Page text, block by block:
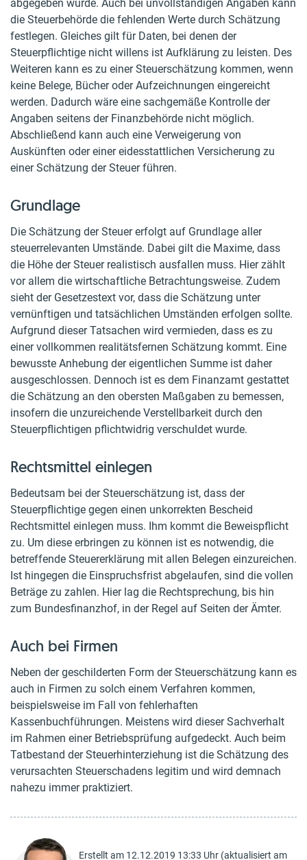
abgegeben wurde. Auch bei unvollständigen Angaben kann
die Steuerbehörde die fehlenden Werte durch Schätzung
festlegen. Gleiches gilt für Daten, bei denen der
Steuerpflichtige nicht willens ist Aufklärung zu leisten. Des
Weiteren kann es zu einer Steuerschätzung kommen, wenn
keine Belege, Bücher oder Aufzeichnungen eingereicht
werden. Dadurch wäre eine sachgemäße Kontrolle der
Angaben seitens der Finanzbehörde nicht möglich.
Abschließend kann auch eine Verweigerung von
Auskünften oder einer eidesstattlichen Versicherung zu
einer Schätzung der Steuer führen.
Grundlage
Die Schätzung der Steuer erfolgt auf Grundlage aller
steuerrelevanten Umstände. Dabei gilt die Maxime, dass
die Höhe der Steuer realistisch ausfallen muss. Hier zählt
vor allem die wirtschaftliche Betrachtungsweise. Zudem
sieht der Gesetzestext vor, dass die Schätzung unter
vernünftigen und tatsächlichen Umständen erfolgen sollte.
Aufgrund dieser Tatsachen wird vermieden, dass es zu
einer vollkommen realitätsfernen Schätzung kommt. Eine
bewusste Anhebung der eigentlichen Summe ist daher
ausgeschlossen. Dennoch ist es dem Finanzamt gestattet
die Schätzung an den obersten Maßgaben zu bemessen,
insofern die unzureichende Verstellbarkeit durch den
Steuerpflichtigen pflichtwidrig verschuldet wurde.
Rechtsmittel einlegen
Bedeutsam bei der Steuerschätzung ist, dass der
Steuerpflichtige gegen einen unkorrekten Bescheid
Rechtsmittel einlegen muss. Ihm kommt die Beweispflicht
zu. Um diese erbringen zu können ist es notwendig, die
betreffende Steuererklärung mit allen Belegen einzureichen.
Ist hingegen die Einspruchsfrist abgelaufen, sind die vollen
Beträge zu zahlen. Hier lag die Rechtsprechung, bis hin
zum Bundesfinanzhof, in der Regel auf Seiten der Ämter.
Auch bei Firmen
Neben der geschilderten Form der Steuerschätzung kann es
auch in Firmen zu solch einem Verfahren kommen,
beispielsweise im Fall von fehlerhaften
Kassenbuchführungen. Meistens wird dieser Sachverhalt
im Rahmen einer Betriebsprüfung aufgedeckt. Auch beim
Tatbestand der Steuerhinterziehung ist die Schätzung des
verursachten Steuerschadens legitim und wird demnach
nahezu immer praktiziert.
Erstellt am 12.12.2019 13:33 Uhr (aktualisiert am